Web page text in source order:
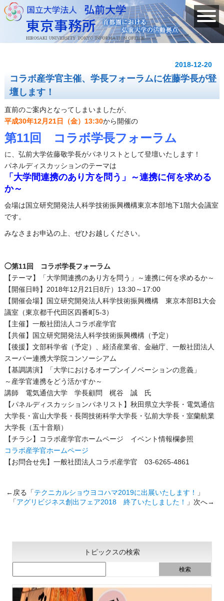
2018-12-20
コラボ産学官主催、学長フォーラムに佐藤学長が登
壇します！
直前のご案内となってしまいましたが、
平成30年12月21日（金）13:30から開催の
第11回 コラボ学長フォーラム
に、弘前大学佐藤敬学長がパネリストとして登壇いたします！
パネルディスカッションのテーマは
「大学間連携のあり方を問う」～連携に何を求める
か～
会場は国立研究開発法人科学技術振興機構東京本部地下1階大会議室
です。
みなさまお申込の上、ぜひお越しください。
◯第11回 コラボ学長フォーラム
【テーマ】「大学間連携のあり方を問う」～連携に何を求めるか～
【開催日時】2018年12月21日8斤）13:30～17:00
【開催会場】国立研究開発法人科学技術振興機構 東京本部B1大会
議室（東京都千代田区四番町5-3）
【主催】一般社団法人コラボ産学官
【共催】国立研究開発法人科学技術振興機構（予定）
【後援】文部科学省（予定）、経済産業省、金融庁、一般社団法人
スーパー連携大学院コンソーシアム
【基調講演】「大学におけるオープンイノベーションの意義」
～産学官連携をどう活かすか～
講師 電気通信大学 学長顧問 梶谷 誠 氏
【パネルディスカッションパネリスト】秋田県立大学長・電気通信
大学長・富山大学長・長岡技術科学大学長・弘前大学長・室蘭航業
大学長（五十音順）
【チラシ】コラボ産学官ホームページ イベント情報欄参照
コラボ産学官ホームページ
【お問合せ先】一般社団法人コラボ産学官 03-6265-4861
←戻る「テクニカルショウヨコハマ2019に出展いたします！
」
「アグリビジネス創出フェア2018 終了いたしました！ 」次へ→
トピックスの検索